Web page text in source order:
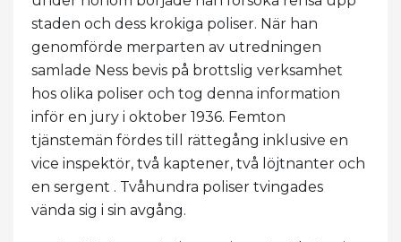
staden och dess krokiga poliser. När han
genomförde merparten av utredningen
samlade Ness bevis på brottslig verksamhet
hos olika poliser och tog denna information
inför en jury i oktober 1936. Femton
tjänstemän fördes till rättegång inklusive en
vice inspektör, två kaptener, två löjtnanter och
en sergent . Tvåhundra poliser tvingades
vända sig i sin avgång.